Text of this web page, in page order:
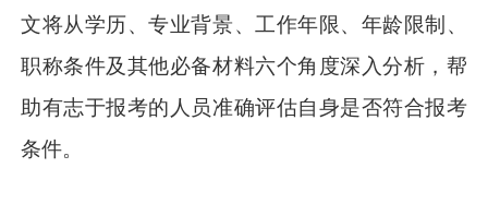
文将从学历、专业背景、工作年限、年龄限制、
职称条件及其他必备材料六个角度深入分析，帮
助有志于报考的人员准确评估自身是否符合报考
条件。